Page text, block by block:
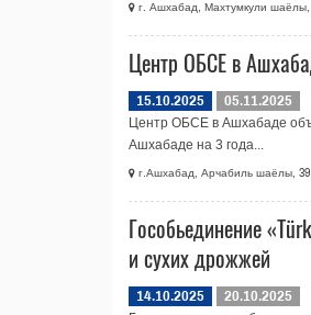
г. Ашхабад, Махтумкули шаёлы,
Центр ОБСЕ в
15.10.2025
05.11.2025
Центр ОБСЕ в Ашхабаде
Ашхабаде на 3 года...
г.Ашхабад, Арчабиль шаёлы, 39
Гособьединение
и сухих дрожжей
14.10.2025
20.10.2025